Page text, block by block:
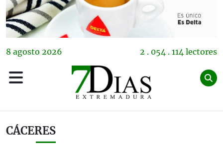
8 agosto 2026 2 . 054 . 114 lectores
CÁCERES